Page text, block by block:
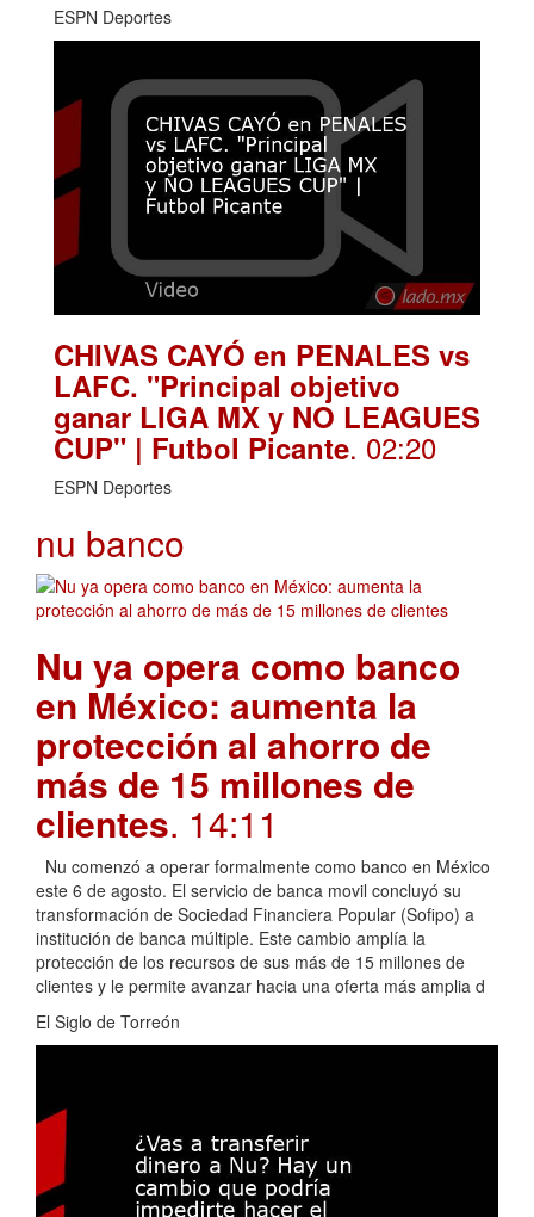
ESPN Deportes
CHIVAS CAYÓ en PENALES vs
LAFC. "Principal objetivo
ganar LIGA MX y NO LEAGUES
CUP" | Futbol Picante. 02:20
ESPN Deportes
nu banco
Nu ya opera como banco
en México: aumenta la
protección al ahorro de
más de 15 millones de
clientes. 14:11
Nu comenzó a operar formalmente como banco en México
este 6 de agosto. El servicio de banca movil concluyó su
transformación de Sociedad Financiera Popular (Sofipo) a
institución de banca múltiple. Este cambio amplía la
protección de los recursos de sus más de 15 millones de
clientes y le permite avanzar hacia una oferta más amplia d
El Siglo de Torreón